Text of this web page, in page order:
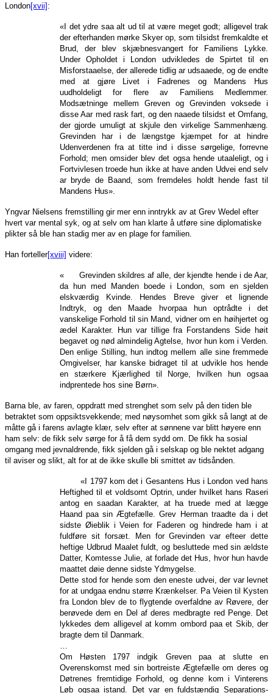
London[xvii] :
«I det ydre saa alt ud til at være meget godt; alligevel trak
der efterhanden mørke Skyer op, som tilsidst fremkaldte et
Brud, der blev skjæbnesvangert for Familiens Lykke.
Under Opholdet i London udvikledes de Spirtet til en
Misforstaaelse, der allerede tidlig ar udsaaede, og de endte
med at gjøre Livet i Fadrenes og Mandens Hus
uudholdeligt for flere av Familiens Medlemmer.
Modsætninge mellem Greven og Grevinden voksede i
disse Aar med rask fart, og den naaede tilsidst et Omfang,
der gjorde umuligt at skjule den virkelige Sammenhæng.
Grevinden har i de længstge kjæmpet for at hindre
Udenverdenen fra at titte ind i disse sørgelige, forrevne
Forhold; men omsider blev det ogsa hende utaaleligt, og i
Fortvivlesen troede hun ikke at have anden Udvei end selv
ar bryde de Baand, som fremdeles holdt hende fast til
Mandens Hus».
Yngvar Nielsens fremstilling gir mer enn inntrykk av at Grev Wedel efter
hvert var mental syk, og at selv om han klarte å utføre sine diplomatiske
plikter så ble han stadig mer av en plage for familien.
Han forteller[xviii] videre:
« Grevinden skildres af alle, der kjendte hende i de Aar,
da hun med Manden boede i London, som en sjelden
elskværdig Kvinde. Hendes Breve giver et lignende
Indtryk, og den Maade hvorpaa hun optrådte i det
vanskelige Forhold til sin Mand, vidner om en høihjertet og
ædel Karakter. Hun var tillige fra Forstandens Side høit
begavet og nød almindelig Agtelse, hvor hun kom i Verden.
Den enlige Stilling, hun indtog mellem alle sine fremmede
Omgivelser, har kanske bidraget til at udvikle hos hende
en stærkere Kjærlighed til Norge, hvilken hun ogsaa
indprentede hos sine Børn».
Barna ble, av faren, oppdratt med strenghet som selv på den tiden ble
betraktet som oppsiktsvekkende; med nøysomhet som gikk så langt at de
måtte gå i farens avlagte klær, selv efter at sønnene var blitt høyere enn
ham selv: de fikk selv sørge for å få dem sydd om. De fikk ha sosial
omgang med jevnaldrende, fikk sjelden gå i selskap og ble nektet adgang
til aviser og slikt, alt for at de ikke skulle bli smittet av tidsånden.
«I 1797 kom det i Gesantens Hus i London ved hans
Heftighed til et voldsomt Optrin, under hvilket hans Raseri
antog en saadan Karakter, at ha truede med at lægge
Haand paa sin Ægtefælle. Grev Herman traadte da i det
sidste Øieblik i Veien for Faderen og hindrede ham i at
fuldføre sit forsæt. Men for Grevinden var efteer dette
heftige Udbrud Maalet fuldt, og besluttede med sin ældste
Datter, Komtesse Julie, at forlade det Hus, hvor hun havde
maattet døie denne sidste Ydmygelse.
Dette stod for hende som den eneste udvei, der var levnet
for at undgaa endnu større Krænkelser. Pa Veien til Kysten
fra London blev de to flygtende overfaldne av Røvere, der
berøvede dem en Del af deres medbragte red Penge. Det
lykkedes dem alligevel at komm ombord paa et Skib, der
bragte dem til Danmark.
Om Høsten 1797 indgik Greven paa at slutte en
Overenskomst med sin bortreiste Ægtefælle om deres og
Døtrenes fremtidige Forhold, og denne kom i Vinterens
Løb ogsaa istand. Det var en fuldstændig Separations-